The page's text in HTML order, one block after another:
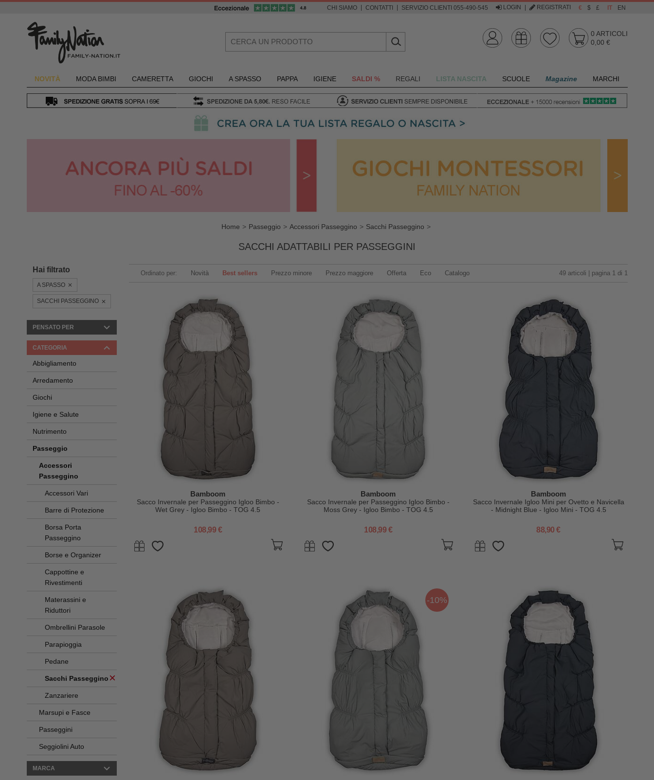
CHI SIAMO CONTATTI SERVIZIO CLIENTI 055-490-545 LOGIN REGISTRATI € $ £ IT EN
0 ARTICOLI
0,00 €
NOVITÀ MODA BIMBI CAMERETTA GIOCHI A SPASSO PAPPA IGIENE SALDI % REGALI LISTA NASCITA SCUOLE Magazine MARCHI
Home Passeggio Accessori Passeggino Sacchi Passeggino
SACCHI ADATTABILI PER PASSEGGINI
Hai filtrato
A SPASSO
SACCHI PASSEGGINO
PENSATO PER
CATEGORIA
Abbigliamento
Arredamento
Giochi
Igiene e Salute
Nutrimento
Passeggio
Accessori
Passeggino
Accessori Vari
Barre di Protezione
Borsa Porta
Passeggino
Borse e Organizer
Cappottine e
Rivestimenti
Materassini e
Riduttori
Ombrellini Parasole
Parapioggia
Pedane
Sacchi Passeggino
Zanzariere
Marsupi e Fasce
Passeggini
Seggiolini Auto
MARCA
Ordinato per: Novità Best sellers Prezzo minore Prezzo maggiore Offerta Eco Catalogo 49 articoli | pagina 1 di 1
Bamboom
Sacco Invernale per Passeggino Igloo Bimbo -
Wet Grey - Igloo Bimbo - TOG 4.5
108,99 €
Bamboom
Sacco Invernale per Passeggino Igloo Bimbo -
Moss Grey - Igloo Bimbo - TOG 4.5
108,99 €
Bamboom
Sacco Invernale Igloo Mini per Ovetto e Navicella
- Midnight Blue - Igloo Mini - TOG 4.5
88,90 €
-10%